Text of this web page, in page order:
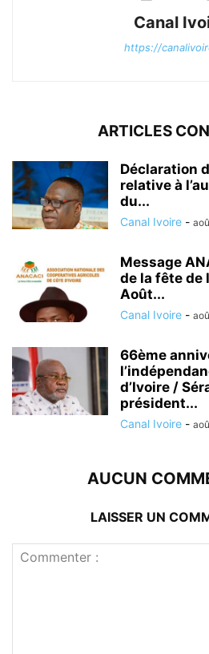
Canal
https://
ARTICLES
Déclaration
relative à
du...
Canal Ivoire -
Message
de la fête de
Août...
Canal Ivoire -
66ème
d’Ivoire /
président...
Canal Ivoire -
AUCUN
LAISSER UN